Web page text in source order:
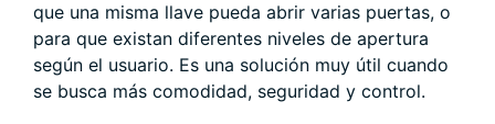
que una misma llave pueda abrir varias puertas, o
para que existan diferentes niveles de apertura
según el usuario. Es una solución muy útil cuando
se busca más comodidad, seguridad y control.